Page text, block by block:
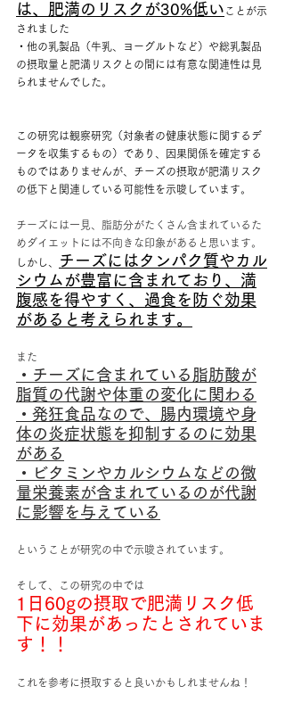
は、肥満のリスクが30%低い ことが示
されました
・他の乳製品（牛乳、ヨーグルトなど）や総乳製品
の摂取量と肥満リスクとの間には有意な関連性は見
られませんでした。
この研究は観察研究（対象者の健康状態に関するデ
ータを収集するもの）であり、因果関係を確定する
ものではありませんが、チーズの摂取が肥満リスク
の低下と関連している可能性を示唆しています。
チーズには一見、脂肪分がたくさん含まれているた
めダイエットには不向きな印象があると思います。
​しかし、
チーズにはタンパク質やカル
シウムが豊富に含まれており、満
腹感を得やすく、過食を防ぐ効果
があると考えられます。​
また
・チーズに含まれている脂肪酸が
脂質の代謝や体重の変化に関わる
・発狂食品なので、腸内環境や身
体の炎症状態を抑制するのに効果
がある
・ビタミンやカルシウムなどの微
量栄養素が含まれているのが代謝
に影響を与えている
ということが研究の中で示唆されています。
そして、この研究の中では
1日60gの摂取で肥満リスク低
下に効果があったとされていま
す！！
これを参考に摂取すると良いかもしれませんね！